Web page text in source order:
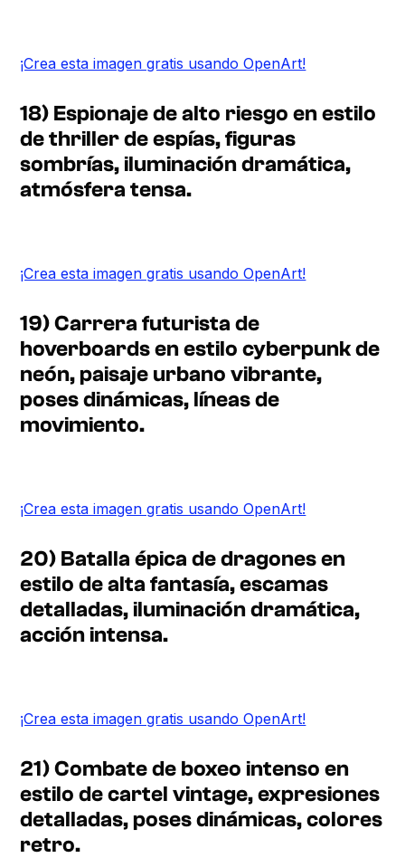
¡Crea esta imagen gratis usando OpenArt!
18) Espionaje de alto riesgo en estilo
de thriller de espías, figuras
sombrías, iluminación dramática,
atmósfera tensa.
¡Crea esta imagen gratis usando OpenArt!
19) Carrera futurista de
hoverboards en estilo cyberpunk de
neón, paisaje urbano vibrante,
poses dinámicas, líneas de
movimiento.
¡Crea esta imagen gratis usando OpenArt!
20) Batalla épica de dragones en
estilo de alta fantasía, escamas
detalladas, iluminación dramática,
acción intensa.
¡Crea esta imagen gratis usando OpenArt!
21) Combate de boxeo intenso en
estilo de cartel vintage, expresiones
detalladas, poses dinámicas, colores
retro.